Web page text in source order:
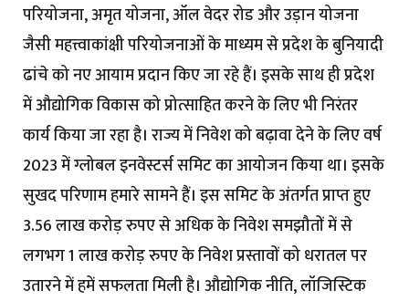
परियोजना, अमृत योजना, ऑल वेदर रोड और उड़ान योजना
जैसी महत्त्वाकांक्षी परियोजनाओं के माध्यम से प्रदेश के बुनियादी
ढांचे को नए आयाम प्रदान किए जा रहे हैं। इसके साथ ही प्रदेश
में औद्योगिक विकास को प्रोत्साहित करने के लिए भी निरंतर
कार्य किया जा रहा है। राज्य में निवेश को बढ़ावा देने के लिए वर्ष
2023 में ग्लोबल इनवेस्टर्स समिट का आयोजन किया था। इसके
सुखद परिणाम हमारे सामने हैं। इस समिट के अंतर्गत प्राप्त हुए
3.56 लाख करोड़ रुपए से अधिक के निवेश समझौतों में से
लगभग 1 लाख करोड़ रुपए के निवेश प्रस्तावों को धरातल पर
उतारने में हमें सफलता मिली है। औद्योगिक नीति, लॉजिस्टिक